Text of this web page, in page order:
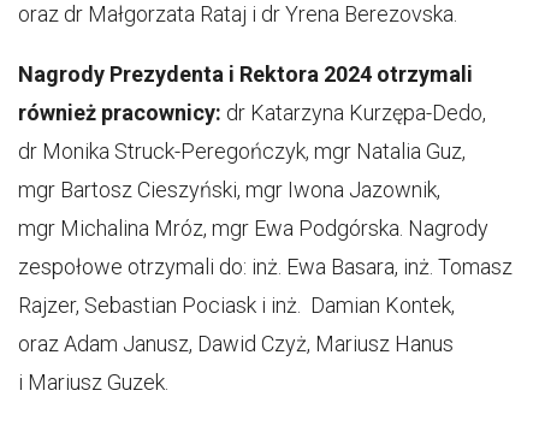
oraz dr Małgorzata Rataj i dr Yrena Berezovska.
Nagrody Prezydenta i Rektora 2024 otrzymali
również pracownicy: dr Katarzyna Kurzępa-Dedo,
dr Monika Struck-Peregończyk, mgr Natalia Guz,
mgr Bartosz Cieszyński, mgr Iwona Jazownik,
mgr Michalina Mróz, mgr Ewa Podgórska. Nagrody
zespołowe otrzymali do: inż. Ewa Basara, inż. Tomasz
Rajzer, Sebastian Pociask i inż. Damian Kontek,
oraz Adam Janusz, Dawid Czyż, Mariusz Hanus
i Mariusz Guzek.